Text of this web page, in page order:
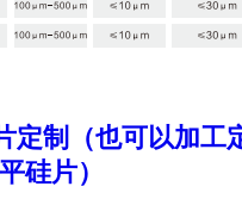
定制（也可以加工
硅片）